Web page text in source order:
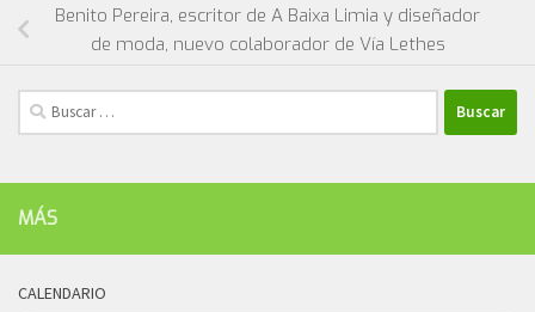
Benito Pereira, escritor de A Baixa Limia y diseñador
de moda, nuevo colaborador de Vía Lethes
Buscar:
MÁS
CALENDARIO